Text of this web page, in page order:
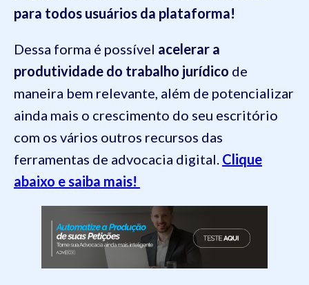
para todos usuários da plataforma!
Dessa forma é possível acelerar a
produtividade do trabalho jurídico de
maneira bem relevante, além de potencializar
ainda mais o crescimento do seu escritório
com os vários outros recursos das
ferramentas de advocacia digital. Clique
abaixo e saiba mais!